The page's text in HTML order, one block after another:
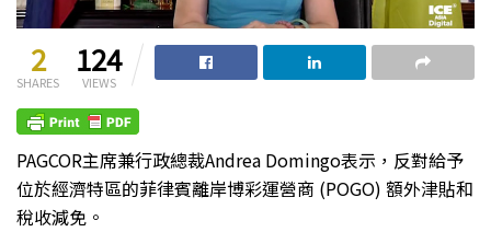
2
SHARES
124
VIEWS
PAGCOR主席兼行政總裁Andrea Domingo表示，反對給予
位於經濟特區的菲律賓離岸博彩運營商 (POGO) 額外津貼和
稅收減免。